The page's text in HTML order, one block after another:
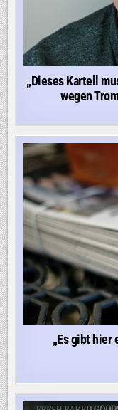
„Dieses Kartell
wegen
„Es gibt hier